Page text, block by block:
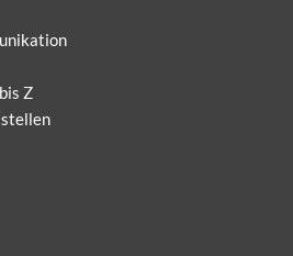
Z